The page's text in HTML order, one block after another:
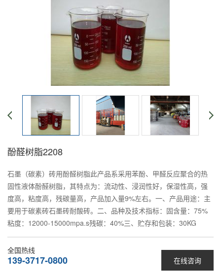
酚醛树脂2208
石墨（碳素）砖用酚醛树脂此产品系采用苯酚、甲醛反应聚合的热
固性液体酚醛树脂，其特点为：流动性、浸润性好，保湿性高，强
度高，粘度高，残碳量高，产品加入量9%左右。一、产品用途：主
要用于碳素砖石墨砖耐酸砖。二、品种及技术指标：固含量：75%
粘度：12000-15000mpa.s残碳：40%三、贮存和包装：30KG
在线咨询
全国热线
139-3717-0800